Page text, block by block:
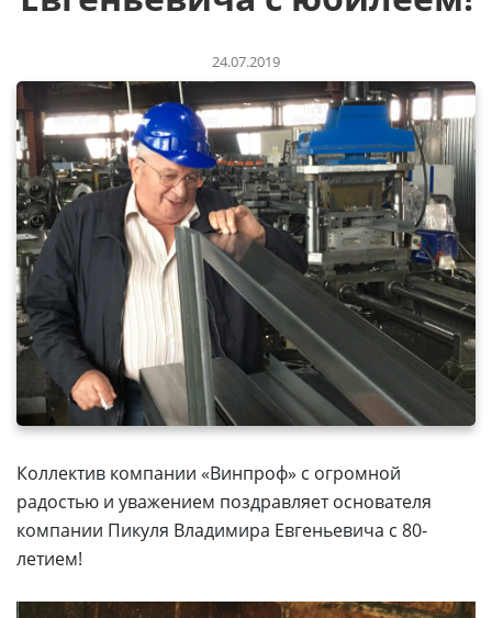
24.07.2019
Коллектив компании «Винпроф» с огромной
радостью и уважением поздравляет основателя
компании Пикуля Владимира Евгеньевича с 80-
летием!